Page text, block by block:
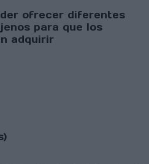
ofrecer diferentes
para que los
adquirir